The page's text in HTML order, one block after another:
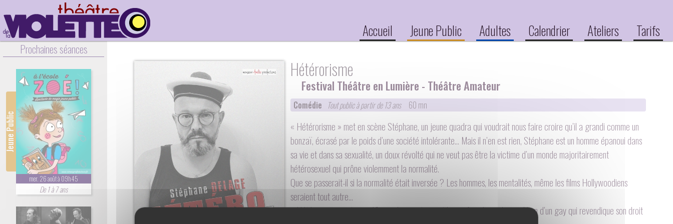
Accueil Jeune Public Adultes Calendrier Ateliers Tarifs
Prochaines séances
Jeune Public
mer. 26 août à 09h45
De 1 à 7 ans
Hétérorisme
Festival Théâtre en Lumière - Théâtre Amateur
Comédie Tout public à partir de 13 ans 60 mn
« Hétérorisme » met en scène Stéphane, un jeune quadra qui voudrait nous faire croire qu’il a grandi comme un
bonzaï, écrasé par le poids d’une société intolérante… Mais il n’en est rien, Stéphane est un homme épanoui dans
sa vie et dans sa sexualité, un doux révolté qui ne veut pas être la victime d’un monde majoritairement
hétérosexuel qui prône violemment la normalité.
Que se passerait-il si la normalité était inversée ? Les hommes, les mentalités, même les films Hollywoodiens
seraient tout autre…
« Hétérorisme » est une réflexion humoristique et bien informée sur la condition d’un gay qui revendique son droit